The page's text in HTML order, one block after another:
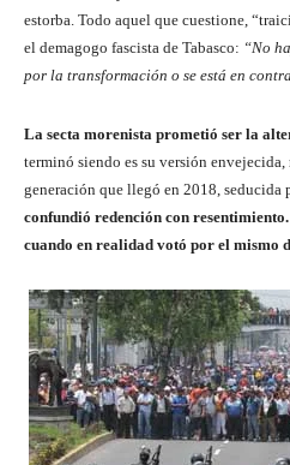
estorba. Todo aquel que cuestione,
el demagogo fascista de Tabasco: “No
por la transformación o se está en
La secta morenista prometió ser la
terminó siendo es su versión envejecida,
generación que llegó en 2018, seducida
confundió redención con resentimiento.
cuando en realidad votó por el mismo